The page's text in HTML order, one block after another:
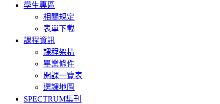
學生專區
相關規定
表單下載
課程資訊
課程架構
畢業條件
開課一覽表
選課地圖
SPECTRUM集刊